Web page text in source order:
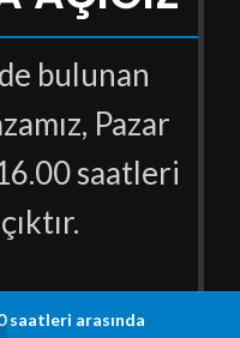
saatleri arasında
bulunan
Pazar
saatleri